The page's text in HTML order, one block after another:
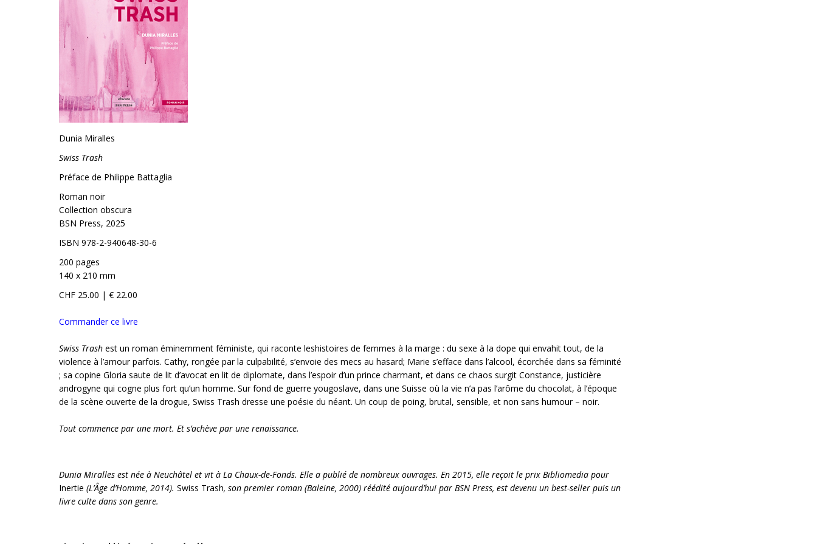
Dunia Miralles
Swiss Trash
Préface de Philippe Battaglia
Roman noir
Collection obscura
BSN Press, 2025
ISBN 978-2-940648-30-6
200 pages
140 x 210 mm
CHF 25.00 | € 22.00
Commander ce livre
Swiss Trash est un roman éminemment féministe, qui raconte leshistoires de femmes à la marge : du sexe à la dope qui envahit tout, de la
violence à l’amour parfois. Cathy, rongée par la culpabilité, s’envoie des mecs au hasard; Marie s’efface dans l’alcool, écorchée dans sa féminité
; sa copine Gloria saute de lit d’avocat en lit de diplomate, dans l’espoir d’un prince charmant, et dans ce chaos surgit Constance, justicière
androgyne qui cogne plus fort qu’un homme. Sur fond de guerre yougoslave, dans une Suisse où la vie n’a pas l’arôme du chocolat, à l’époque
de la scène ouverte de la drogue, Swiss Trash dresse une poésie du néant. Un coup de poing, brutal, sensible, et non sans humour – noir.
Tout commence par une mort. Et s’achève par une renaissance.
Dunia Miralles est née à Neuchâtel et vit à La Chaux-de-Fonds. Elle a publié de nombreux ouvrages. En 2015, elle reçoit le prix Bibliomedia pour
Inertie (L’Âge d’Homme, 2014).Swiss Trash, son premier roman (Baleine, 2000) réédité aujourd’hui par BSN Press, est devenu un best-seller puis un
livre culte dans son genre.